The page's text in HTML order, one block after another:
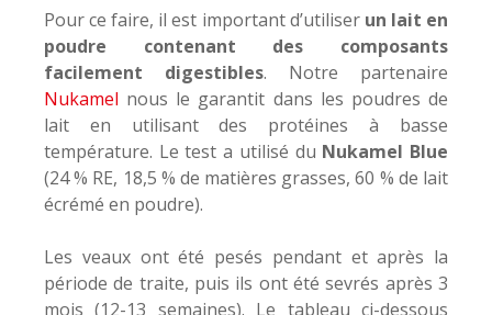
Pour ce faire, il est important d’utiliser un lait en
poudre contenant des composants
facilement digestibles. Notre partenaire
Nukamel nous le garantit dans les poudres de
lait en utilisant des protéines à basse
température. Le test a utilisé du Nukamel Blue
(24 % RE, 18,5 % de matières grasses, 60 % de lait
écrémé en poudre).
Les veaux ont été pesés pendant et après la
période de traite, puis ils ont été sevrés après 3
mois (12-13 semaines). Le tableau ci-dessous